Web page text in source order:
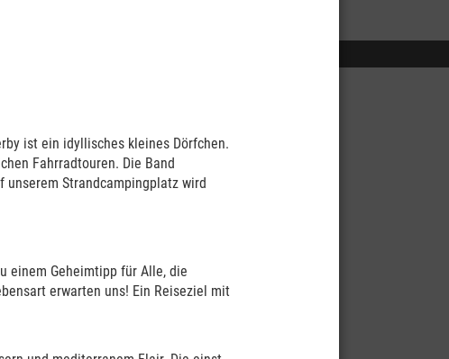
ist ein idyllisches kleines Dörfchen.
Fahrradtouren. Die Band
unserem Strandcampingplatz wird
einem Geheimtipp für Alle, die
erwarten uns! Ein Reiseziel mit